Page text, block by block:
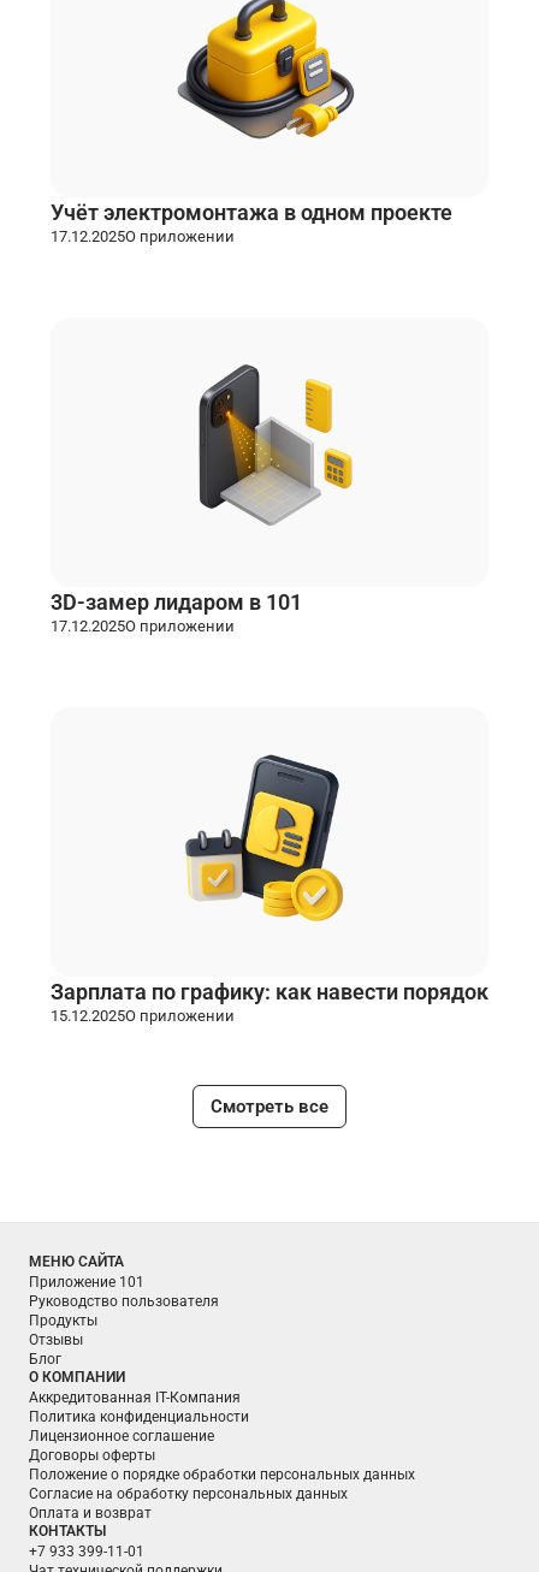
Учёт электромонтажа в одном проекте
17.12.2025О приложении
3D-замер лидаром в 101
17.12.2025О приложении
Зарплата по графику: как навести порядок
15.12.2025О приложении
Смотреть все
МЕНЮ САЙТА
Приложение 101
Руководство пользователя
Продукты
Отзывы
Блог
О КОМПАНИИ
Аккредитованная IT-Компания
Политика конфиденциальности
Лицензионное соглашение
Договоры оферты
Положение о порядке обработки персональных данных
Согласие на обработку персональных данных
Оплата и возврат
КОНТАКТЫ
+7 933 399-11-01